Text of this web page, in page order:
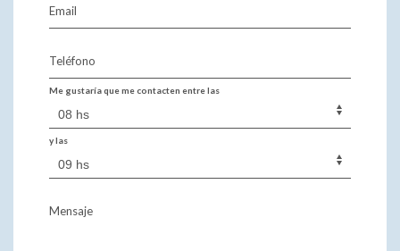
Email
Teléfono
Me gustaría que me contacten entre las
y las
Mensaje